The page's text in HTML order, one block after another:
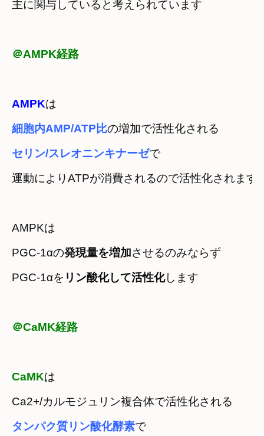
主に関与していると考えられています
＠AMPK経路
AMPK
細胞内AMP/ATP比
セリン/スレオニンキナーゼで
運動によりATPが消費されるので活性化されます
AMPKは
PGC-1αの発現量を増加させるのみならず
PGC-1αを リン酸化して活性化します
＠CaMK経路
CaMK
Ca2+/カルモジュリン複合体で活性化される
タンパク質リン酸化酵素で